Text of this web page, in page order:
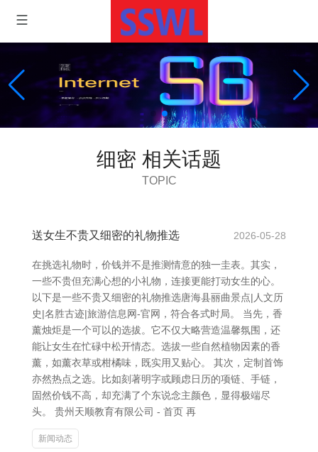
细密 相关话题
TOPIC
送女生不贵又细密的礼物推选 2026-05-28
在挑选礼物时，价钱并不是推测情意的独一圭表。其实，
一些不贵但充满心想的小礼物，连接更能打动女生的心。
以下是一些不贵又细密的礼物推选唐海县丽曲景点|人文历
史|名胜古迹|旅游信息网-官网，符合各式时局。 当先，香
薰烛炬是一个可以的选拔。它不仅大略营造温馨氛围，还
能让女生在忙碌中松开情态。选拔一些自然植物因素的香
薰，如薰衣草或柑橘味，既实用又贴心。 其次，定制首饰
亦然热点之选。比如刻著明字或顾虑日历的项链、手链，
固然价钱不高，却充满了个东说念主颜色，显得极端尽
头。 贵州天顺教育有限公司 - 首页 再
新闻动态